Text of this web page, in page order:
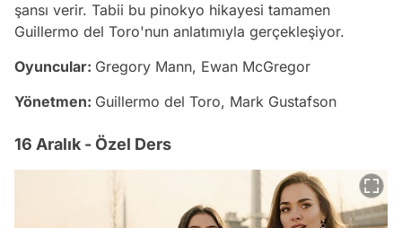
şansı verir. Tabii bu pinokyo hikayesi tamamen
Guillermo del Toro'nun anlatımıyla gerçekleşiyor.
Oyuncular: Gregory Mann, Ewan McGregor
Yönetmen: Guillermo del Toro, Mark Gustafson
16 Aralık - Özel Ders